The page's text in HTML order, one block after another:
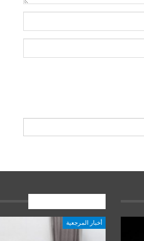
أخبار المرجعية